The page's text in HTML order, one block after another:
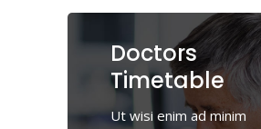
Doctors
Timetable
Ut wisi enim ad minim